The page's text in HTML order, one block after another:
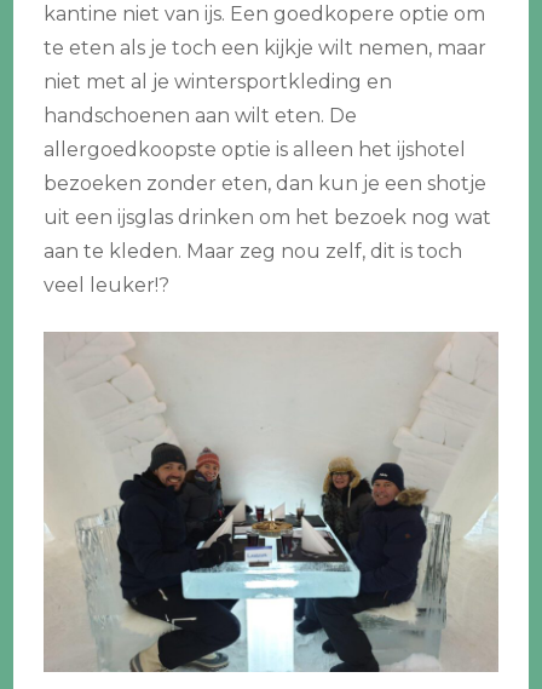
kantine niet van ijs. Een goedkopere optie om
te eten als je toch een kijkje wilt nemen, maar
niet met al je wintersportkleding en
handschoenen aan wilt eten. De
allergoedkoopste optie is alleen het ijshotel
bezoeken zonder eten, dan kun je een shotje
uit een ijsglas drinken om het bezoek nog wat
aan te kleden. Maar zeg nou zelf, dit is toch
veel leuker!?